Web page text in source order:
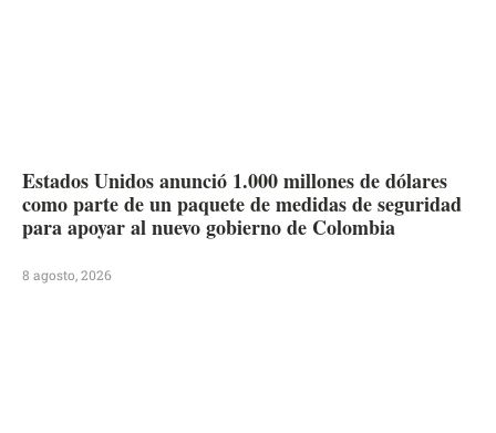
Estados Unidos anunció 1.000 millones de dólares
como parte de un paquete de medidas de seguridad
para apoyar al nuevo gobierno de Colombia
8 agosto, 2026